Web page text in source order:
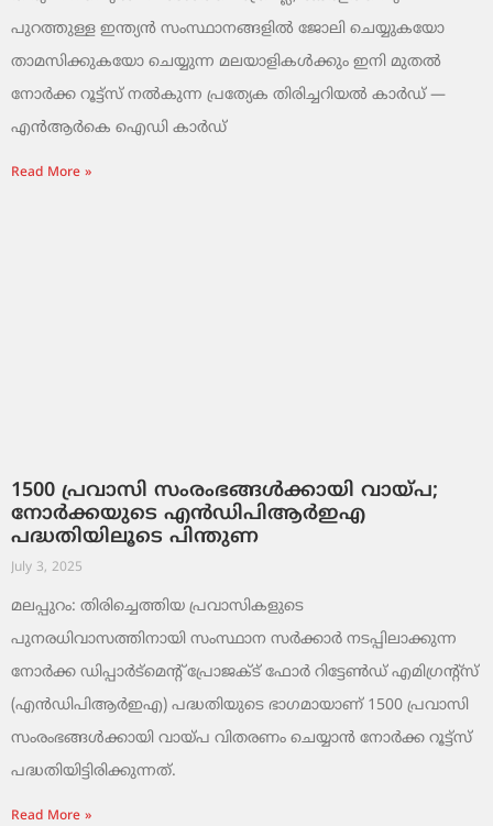
പുറത്തുള്ള ഇന്ത്യൻ സംസ്ഥാനങ്ങളിൽ ജോലി ചെയ്യുകയോ
താമസിക്കുകയോ ചെയ്യുന്ന മലയാളികൾക്കും ഇനി മുതൽ
നോർക്ക റൂട്ട്സ് നൽകുന്ന പ്രത്യേക തിരിച്ചറിയൽ കാർഡ് —
എൻആർകെ ഐഡി കാർഡ്
Read More »
1500 പ്രവാസി സംരംഭങ്ങൾക്കായി വായ്പ;
നോർക്കയുടെ എൻഡിപിആർഇഎ
പദ്ധതിയിലൂടെ പിന്തുണ
July 3, 2025
മലപ്പുറം: തിരിച്ചെത്തിയ പ്രവാസികളുടെ
പുനരധിവാസത്തിനായി സംസ്ഥാന സർക്കാർ നടപ്പിലാക്കുന്ന
നോർക്ക ഡിപ്പാർട്മെന്റ് പ്രോജക്ട് ഫോർ റിട്ടേൺഡ് എമിഗ്രന്റ്‌സ്
(എൻഡിപിആർഇഎ) പദ്ധതിയുടെ ഭാഗമായാണ് 1500 പ്രവാസി
സംരംഭങ്ങൾക്കായി വായ്പ വിതരണം ചെയ്യാൻ നോർക്ക റൂട്ട്സ്
പദ്ധതിയിട്ടിരിക്കുന്നത്.
Read More »